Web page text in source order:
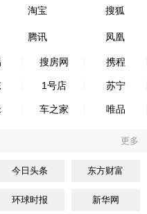
淘宝 搜狐
腾讯 凤凰
搜房网 携程
1号店 苏宁
车之家 唯品
更多
今日头条 东方财富
环球时报 新华网